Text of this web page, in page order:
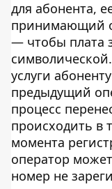
для абонента,
принимающий
— чтобы плата
услуги
предыдущий
процесс
происходить в
момента
оператор
номер не